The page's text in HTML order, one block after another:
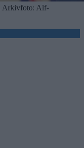
Arkivfoto: Alf-